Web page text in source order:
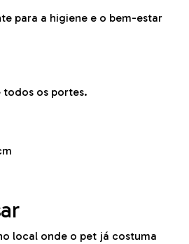
para a higiene e o bem-estar
todos os portes.
local onde o pet já costuma